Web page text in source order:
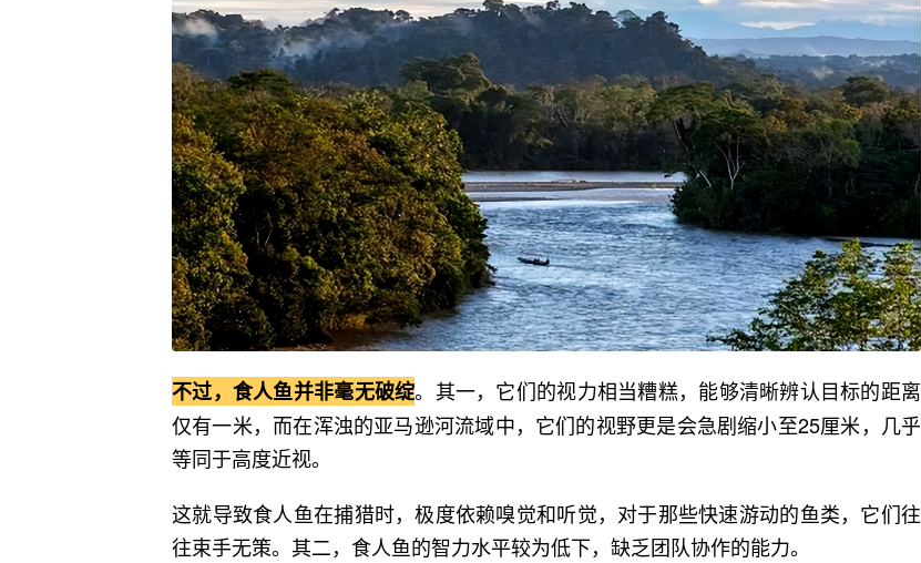
不过，食人鱼并非毫无破绽。其一，它们的视力相当糟糕，能够清晰辨认目标的距离
仅有一米，而在浑浊的亚马逊河流域中，它们的视野更是会急剧缩小至25厘米，几乎
等同于高度近视。
这就导致食人鱼在捕猎时，极度依赖嗅觉和听觉，对于那些快速游动的鱼类，它们往
往束手无策。其二，食人鱼的智力水平较为低下，缺乏团队协作的能力。